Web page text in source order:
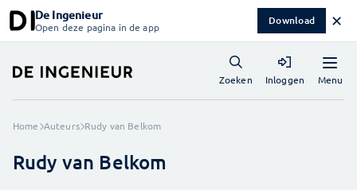
De Ingenieur
Open deze pagina in de app Download ✕
Menu
Zoeken Inloggen
Home Auteurs Rudy van Belkom
Rudy van Belkom